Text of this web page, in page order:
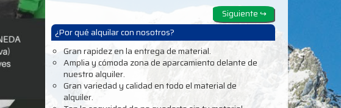
¿Por qué alquilar con nosotros?
Gran rapidez en la entrega de material.
Amplia y cómoda zona de aparcamiento delante de
nuestro alquiler.
Gran variedad y calidad en todo el material de
alquiler.